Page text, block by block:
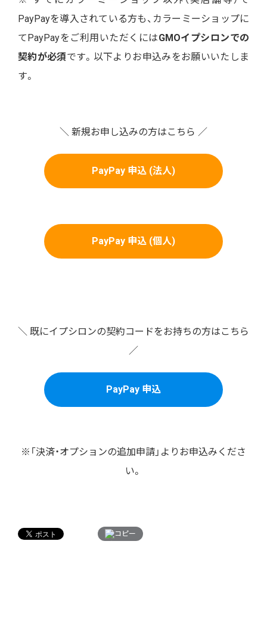
PayPayを導入されている方も、カラーミーショップに
てPayPayをご利用いただくにはGMOイプシロンでの
契約が必須です。以下よりお申込みをお願いいたしま
す。
＼ 新規お申し込みの方はこちら ／
PayPay 申込 (法人)
PayPay 申込 (個人)
＼ 既にイプシロンの契約コードをお持ちの方はこちら
／
PayPay 申込
※「決済・オプションの追加申請」よりお申込みくださ
い。
コピー